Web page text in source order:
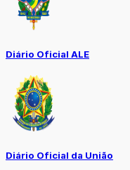
Diário Oficial ALE
Diário Oficial da União